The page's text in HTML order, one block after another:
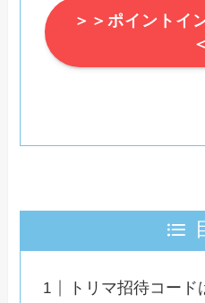
＞＞ポイントイ
＜
トリマ招待コー